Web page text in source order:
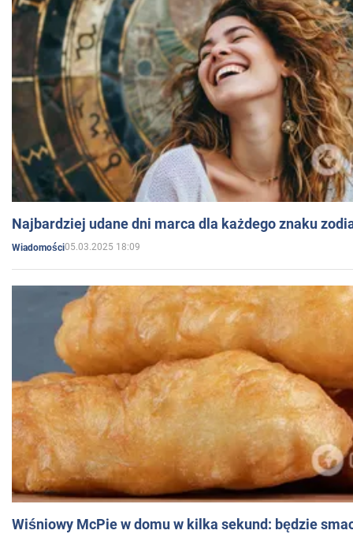
Najbardziej udane dni marca dla każdego znaku
Wiadomości05.03.2025 18:09
Wiśniowy McPie w domu w kilka sekund: będzie